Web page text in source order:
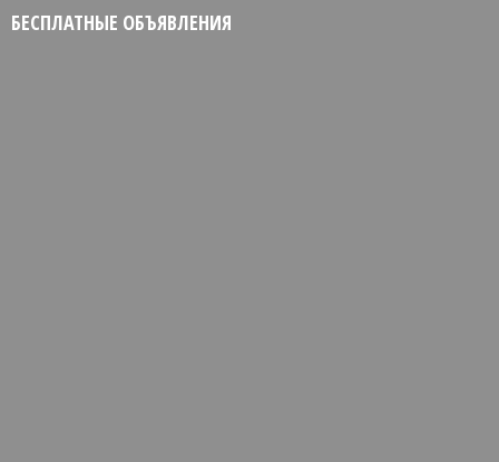
БЕСПЛАТНЫЕ ОБЪЯВЛЕНИЯ